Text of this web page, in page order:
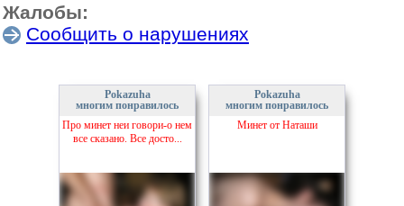
Жалобы:
Сообщить о нарушениях
Pokazuha
многим понравилось
Про минет неи говори-о нем
все сказано. Все досто...
Pokazuha
многим понравилось
Минет от Наташи